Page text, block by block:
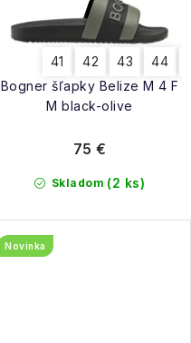
Bogner šľapky Belize M 4 F
M black-olive
41 42 43 44
Skladom (2 ks)
75 €
Novinka